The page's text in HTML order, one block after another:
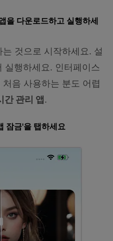
을 다운로드하고 실행하세
것으로 시작하세요. 설
실행하세요. 인터페이스
음 사용하는 분도 어렵
간 관리 앱 .
잠금'을 탭하세요